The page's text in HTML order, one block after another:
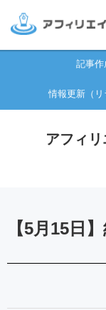
記事作
情報更新（リ
アフィ
【5月15日